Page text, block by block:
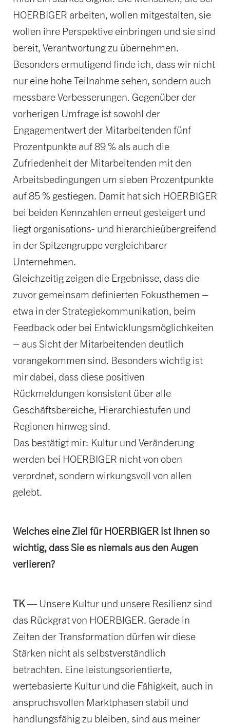
HOERBIGER arbeiten, wollen mitgestalten, sie
wollen ihre Perspektive einbringen und sie sind
bereit, Verantwortung zu übernehmen.
Besonders ermutigend finde ich, dass wir nicht
nur eine hohe Teilnahme sehen, sondern auch
messbare Verbesserungen. Gegenüber der
vorherigen Umfrage ist sowohl der
Engagementwert der Mitarbeitenden fünf
Prozentpunkte auf 89 % als auch die
Zufriedenheit der Mitarbeitenden mit den
Arbeitsbedingungen um sieben Prozentpunkte
auf 85 % gestiegen. Damit hat sich HOERBIGER
bei beiden Kennzahlen erneut gesteigert und
liegt organisations- und hierarchieübergreifend
in der Spitzengruppe vergleichbarer
Unternehmen.
Gleichzeitig zeigen die Ergebnisse, dass die
zuvor gemeinsam definierten Fokusthemen –
etwa in der Strategiekommunikation, beim
Feedback oder bei Entwicklungsmöglichkeiten
– aus Sicht der Mitarbeitenden deutlich
vorangekommen sind. Besonders wichtig ist
mir dabei, dass diese positiven
Rückmeldungen konsistent über alle
Geschäftsbereiche, Hierarchiestufen und
Regionen hinweg sind.
Das bestätigt mir: Kultur und Veränderung
werden bei HOERBIGER nicht von oben
verordnet, sondern wirkungsvoll von allen
gelebt.
Welches eine Ziel für HOERBIGER ist Ihnen so
wichtig, dass Sie es niemals aus den Augen
verlieren?
TK— Unsere Kultur und unsere Resilienz sind
das Rückgrat von HOERBIGER. Gerade in
Zeiten der Transformation dürfen wir diese
Stärken nicht als selbstverständlich
betrachten. Eine leistungsorientierte,
wertebasierte Kultur und die Fähigkeit, auch in
anspruchsvollen Marktphasen stabil und
handlungsfähig zu bleiben, sind aus meiner